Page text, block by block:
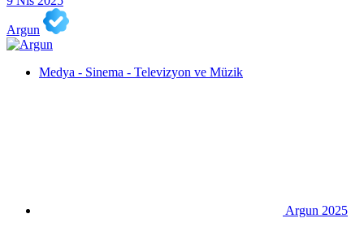
Argun
Medya - Sinema - Televizyon ve Müzik
Argun 2025